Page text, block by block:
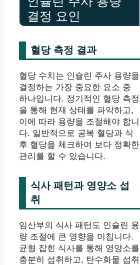
결정 요인
혈당 측정 결과
혈당 수치는 인슐린 주사 용량을
결정하는 가장 중요한 요소 중
하나입니다. 정기적인 혈당 측정
을 통해 현재 상태를 파악하고,
이에 따라 용량을 조절해야 합니
다. 일반적으로 공복 혈당과 식
후 혈당을 체크하여 보다 정확한
관리를 할 수 있습니다.
식사 패턴과 영양소 섭
취
임산부의 식사 패턴도 인슐린 용
량 조절에 큰 영향을 미칩니다.
균형 잡힌 식사를 통해 영양소를
충분히 섭취하고, 탄수화물 섭취